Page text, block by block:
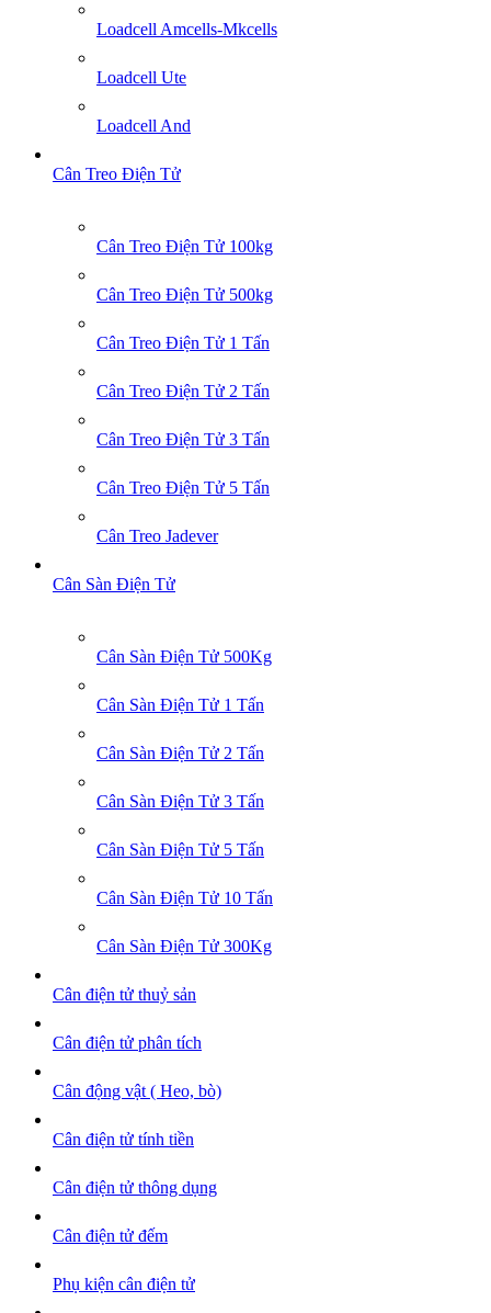
Loadcell Amcells-Mkcells
Loadcell Ute
Loadcell And
Cân Treo Điện Tử
Cân Treo Điện Tử 100kg
Cân Treo Điện Tử 500kg
Cân Treo Điện Tử 1 Tấn
Cân Treo Điện Tử 2 Tấn
Cân Treo Điện Tử 3 Tấn
Cân Treo Điện Tử 5 Tấn
Cân Treo Jadever
Cân Sàn Điện Tử
Cân Sàn Điện Tử 500Kg
Cân Sàn Điện Tử 1 Tấn
Cân Sàn Điện Tử 2 Tấn
Cân Sàn Điện Tử 3 Tấn
Cân Sàn Điện Tử 5 Tấn
Cân Sàn Điện Tử 10 Tấn
Cân Sàn Điện Tử 300Kg
Cân điện tử thuỷ sản
Cân điện tử phân tích
Cân động vật ( Heo, bò)
Cân điện tử tính tiền
Cân điện tử thông dụng
Cân điện tử đếm
Phụ kiện cân điện tử